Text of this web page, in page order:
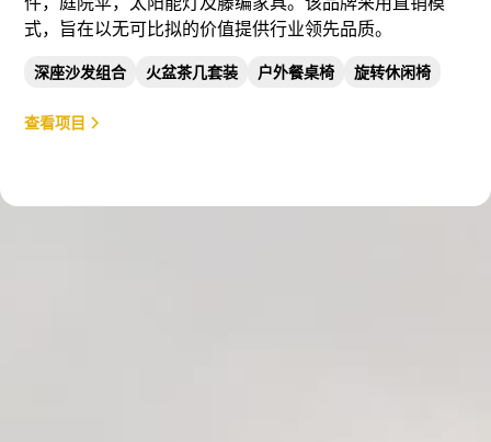
式，旨在以无可比拟的价值提供行业领先品质。
深座沙发组合 火盆茶几套装 户外餐桌椅 旋转休闲椅
查看项目